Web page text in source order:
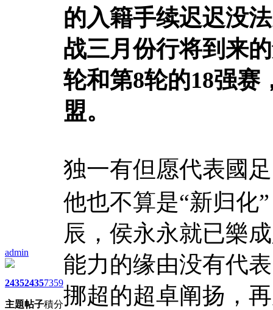
admin
2435
主題
2435
帖子
7359
積分
的入籍手续迟迟没
战三月份行将到来
轮和第8轮的18强赛
盟。
独一有但愿代表國
他也不算是“新归化
辰，侯永永就已樂
能力的缘由没有代
挪超的超卓阐扬，